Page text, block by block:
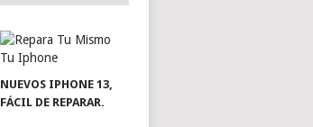
NUEVOS IPHONE 13,
FÁCIL DE REPARAR.